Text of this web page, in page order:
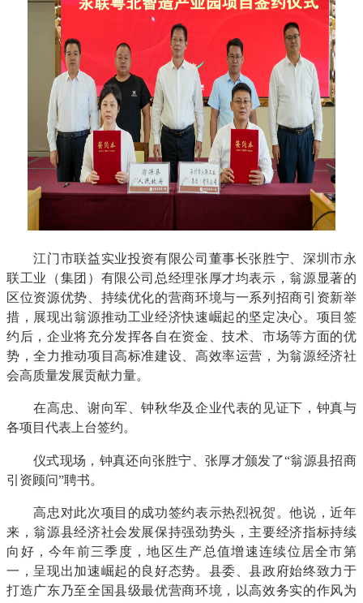
江门市联益实业投资有限公司董事长张胜宁、深圳市永
联工业（集团）有限公司总经理张厚才均表示，翁源显著的
区位资源优势、持续优化的营商环境与一系列招商引资新举
措，展现出翁源推动工业经济快速崛起的坚定决心。项目签
约后，企业将充分发挥各自在资金、技术、市场等方面的优
势，全力推动项目高标准建设、高效率运营，为翁源经济社
会高质量发展贡献力量。
在高忠、谢向军、钟秋华及企业代表的见证下，钟真与
各项目代表上台签约。
仪式现场，钟真还向张胜宁、张厚才颁发了“翁源县招商
引资顾问”聘书。
高忠对此次项目的成功签约表示热烈祝贺。他说，近年
来，翁源县经济社会发展保持强劲势头，主要经济指标持续
向好，今年前三季度，地区生产总值增速连续位居全市第
一，呈现出加速崛起的良好态势。县委、县政府始终致力于
打造广东乃至全国县级最优营商环境，以高效务实的作风为